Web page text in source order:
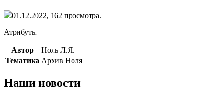
01.12.2022, 162 просмотра.
Атрибуты
Автор
Ноль Л.Я.
Тематика Архив Ноля
Наши новости